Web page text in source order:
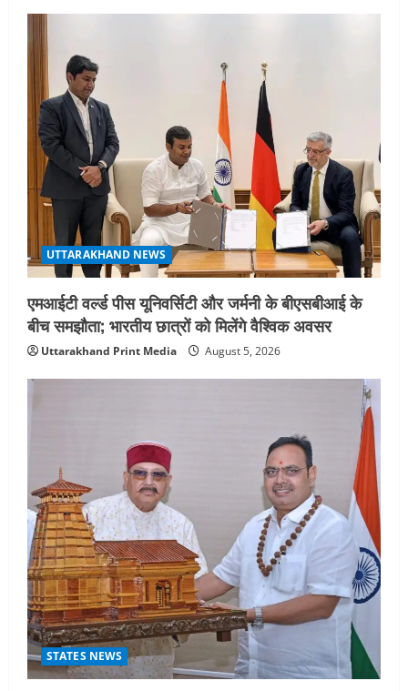
पूरी तरह प्रतिबद्ध, योजनाओं का लाभ बिना
किसी भेदभाव के अंतिम व्यक्ति तक पहुंचेगा:
August 2, 2026
UTTARAKHAND NEWS
एमआईटी वर्ल्ड पीस यूनिवर्सिटी और जर्मनी के बीएसबीआई के
बीच समझौता; भारतीय छात्रों को मिलेंगे वैश्विक अवसर
Uttarakhand Print Media August 5, 2026
STATES NEWS